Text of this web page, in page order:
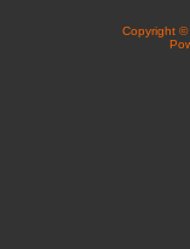
Copyright